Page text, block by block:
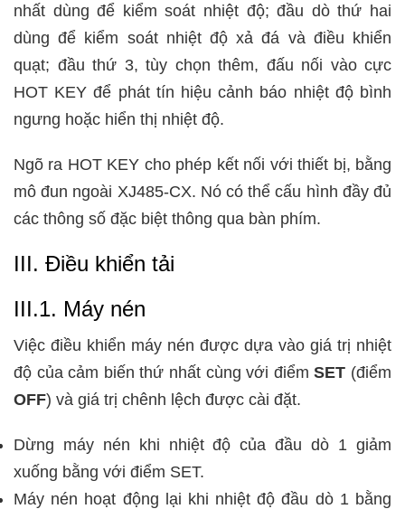
nhất dùng để kiểm soát nhiệt độ; đầu dò thứ hai
dùng để kiểm soát nhiệt độ xả đá và điều khiển
quạt; đầu thứ 3, tùy chọn thêm, đấu nối vào cực
HOT KEY để phát tín hiệu cảnh báo nhiệt độ bình
ngưng hoặc hiển thị nhiệt độ.
Ngõ ra HOT KEY cho phép kết nối với thiết bị, bằng
mô đun ngoài XJ485-CX. Nó có thể cấu hình đầy đủ
các thông số đặc biệt thông qua bàn phím.
III. Điều khiển tải
III.1. Máy nén
Việc điều khiển máy nén được dựa vào giá trị nhiệt
độ của cảm biến thứ nhất cùng với điểmSET (điểm
OFF) và giá trị chênh lệch được cài đặt.
Dừng máy nén khi nhiệt độ của đầu dò 1 giảm
xuống bằng với điểm SET.
Máy nén hoạt động lại khi nhiệt độ đầu dò 1 bằng